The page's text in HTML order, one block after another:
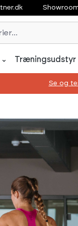
Træningsudstyr
Se og